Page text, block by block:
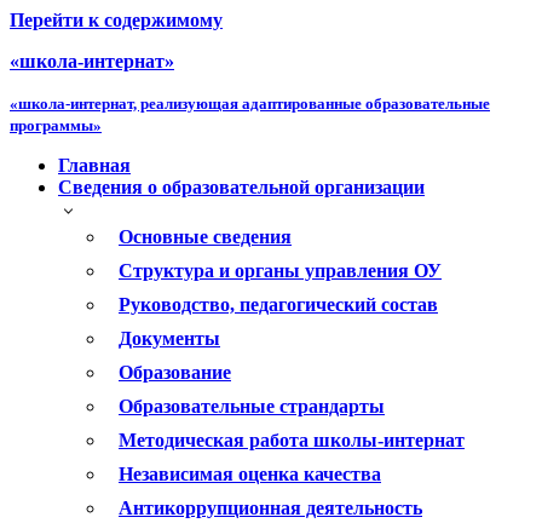
Перейти к содержимому
«школа-интернат»
«школа-интернат, реализующая адаптированные образовательные
программы»
Главная
Сведения о образовательной организации
Основные сведения
Структура и органы управления ОУ
Руководство, педагогический состав
Документы
Образование
Образовательные страндарты
Методическая работа школы-интернат
Независимая оценка качества
Антикоррупционная деятельность